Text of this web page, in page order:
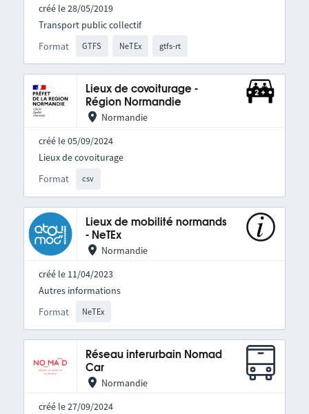
créé le 28/05/2019
Format GTFS NeTEx gtfs-rt
Transport public collectif
Lieux de covoiturage -
Région Normandie
Normandie
créé le 05/09/2024
Format csv
Lieux de covoiturage
Lieux de mobilité normands
- NeTEx
Normandie
créé le 11/04/2023
Format NeTEx
Autres informations
Réseau interurbain Nomad
Car
Normandie
créé le 27/09/2024